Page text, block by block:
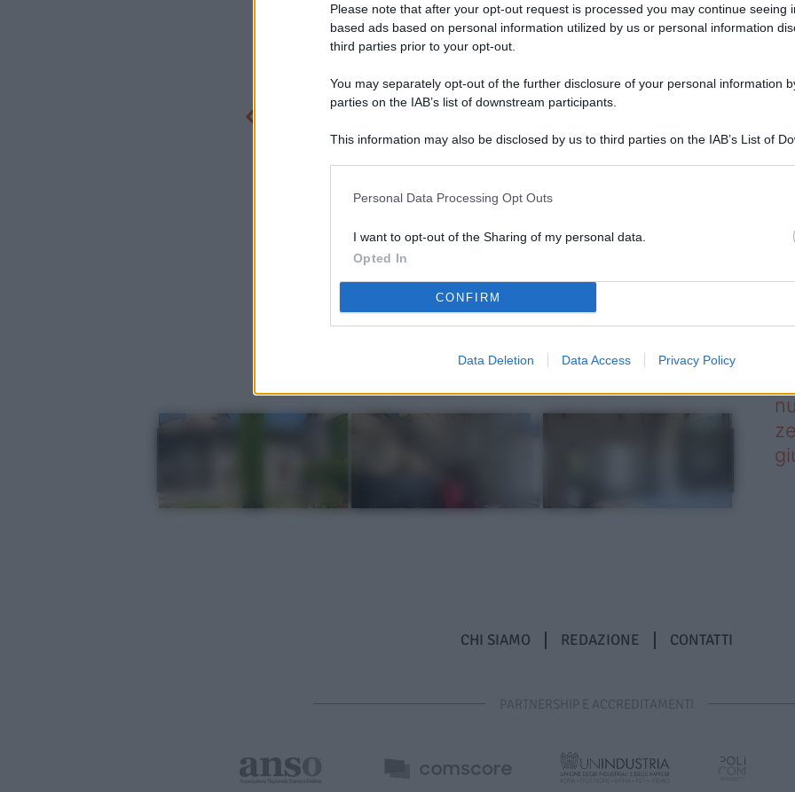
Please note that after your opt-out request is processed you may continue seeing
based ads based on personal information utilized by us or personal information
third parties prior to your opt-out.
You may separately opt-out of the further disclosure of your personal information
parties on the IAB’s list of downstream participants.
This information may also be disclosed by us to third parties on the IAB’s List of
Personal Data Processing Opt Outs
I want to opt-out of the Sharing of my personal data.
Opted In
CONFIRM
Data Deletion Data Access Privacy Policy
CHI SIAMO REDAZIONE CONTATTI
PARTNERSHIP E ACCREDITAMENTI